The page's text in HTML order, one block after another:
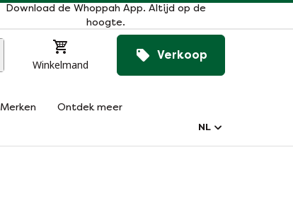
Download de Whoppah App. Altijd op de
hoogte.
Winkelmand
Verkoop
Merken
Ontdek meer
NL